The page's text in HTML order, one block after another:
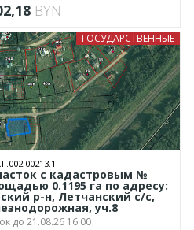
BYN
ГОСУДАРСТВЕННЫЕ
с кадастровым №
0.1195 га по адресу:
р-н, Летчанский с/с,
уч.8
до 21.08.26 16:00